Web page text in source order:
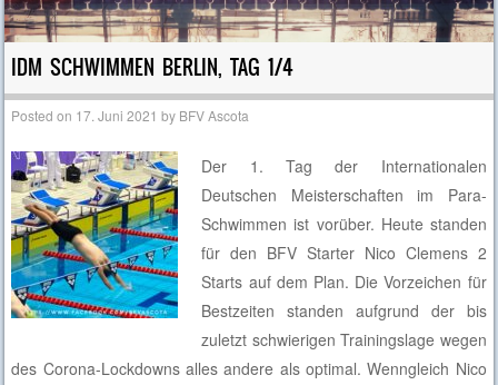
IDM SCHWIMMEN BERLIN, TAG 1/4
Posted on 17. Juni 2021 by BFV Ascota
Der 1. Tag der Internationalen
Deutschen Meisterschaften im Para-
Schwimmen ist vorüber. Heute standen
für den BFV Starter Nico Clemens 2
Starts auf dem Plan. Die Vorzeichen für
Bestzeiten standen aufgrund der bis
zuletzt schwierigen Trainingslage wegen
des Corona-Lockdowns alles andere als optimal. Wenngleich Nico